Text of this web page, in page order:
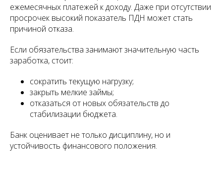
ежемесячных платежей к доходу. Даже при отсутствии
просрочек высокий показатель ПДН может стать
причиной отказа.
Если обязательства занимают значительную часть
заработка, стоит:
сократить текущую нагрузку;
закрыть мелкие займы;
отказаться от новых обязательств до
стабилизации бюджета.
Банк оценивает не только дисциплину, но и
устойчивость финансового положения.